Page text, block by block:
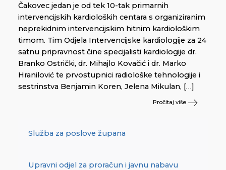
Čakovec jedan je od tek 10-tak primarnih
intervencijskih kardioloških centara s organiziranim
neprekidnim intervencijskim hitnim kardiološkim
timom. Tim Odjela Intervencijske kardiologije za 24
satnu pripravnost čine specijalisti kardiologije dr.
Branko Ostrički, dr. Mihajlo Kovačić i dr. Marko
Hranilović te prvostupnici radiološke tehnologije i
sestrinstva Benjamin Koren, Jelena Mikulan, […]
Pročitaj više
Služba za poslove župana
Upravni odjel za proračun i javnu nabavu